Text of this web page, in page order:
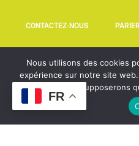
CONTACTEZ-NOUS
LEQUIPE237.COM
@2025 – All Rights Reserved.
FR
Nous utilisons des cookies
expérience sur notre site
site, nous supposerons